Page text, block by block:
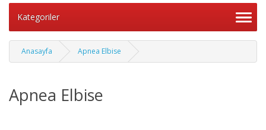
Kategoriler
Anasayfa Apnea Elbise
Apnea Elbise